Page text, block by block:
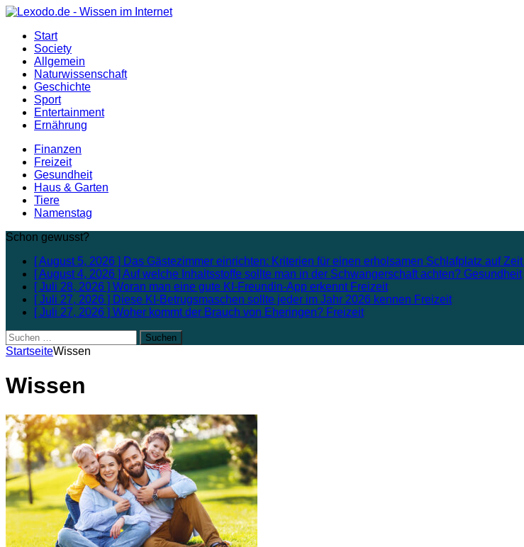
Start
Society
Allgemein
Naturwissenschaft
Geschichte
Sport
Entertainment
Ernährung
Finanzen
Freizeit
Gesundheit
Haus & Garten
Tiere
Namenstag
Schon gewusst?
[ August 5, 2026 ] Das Gästezimmer einrichten: Kriterien für einen erholsamen Schlafplatz auf Zeit
[ August 4, 2026 ] Auf welche Inhaltsstoffe sollte man in der Schwangerschaft achten? Gesundheit
[ Juli 28, 2026 ] Woran man eine gute KI-Freundin-App erkennt Freizeit
[ Juli 27, 2026 ] Diese KI-Betrugsmaschen sollte jeder im Jahr 2026 kennen Freizeit
[ Juli 27, 2026 ] Woher kommt der Brauch von Eheringen? Freizeit
Suchen
nach:
StartseiteWissen
Wissen